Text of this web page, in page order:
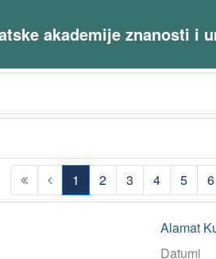
akademije znanosti i
1
(current)
2 3 4 5
6
Alamat
Datumi